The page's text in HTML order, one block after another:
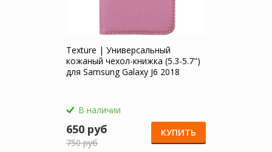
Texture | Универсальный
кожаный чехол-книжка (5.3-5.7")
для Samsung Galaxy J6 2018
В наличии
650 руб
750 руб
КУПИТЬ